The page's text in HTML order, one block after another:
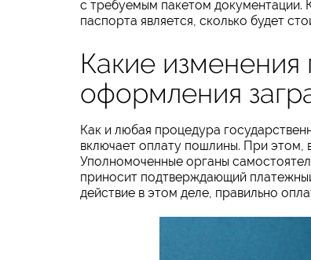
с требуемым пакетом
паспорта является, сколько будет
Какие
оформления
Как и любая процедура
включает оплату пошлины. При этом,
Уполномоченные органы
приносит подтверждающий
действие в этом деле, правильно